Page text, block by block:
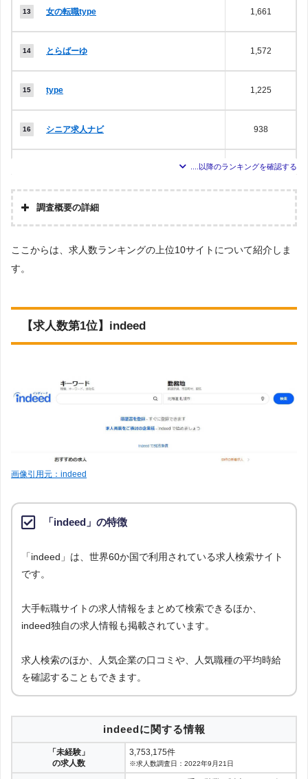
女の転職type 1,661
とらばーゆ 1,572
type 1,225
シニア求人ナビ 938
沖縄求人情報ルーキーWeb（沖縄県中心） 930
Re就活
ジョブキタ（北海道中心） 693
ENTRY PRODUCE BY paiza
調査概要の詳細
集計
て
調査対
につい
という条件に当てはまる求人数をカウントしました
ここからは、求人数ランキングの上位10サイトについて紹介しま
す。
【求人数第1位】indeed
画像引用元：indeed
「indeed」の特徴
「indeed」は、世界60か国で利用されている求人検索サイト
です。
大手転職サイトの求人情報をまとめて検索できるほか、
indeed独自の求人情報も掲載されています。
求人検索のほか、人気企業の口コミや、人気職種の平均時給
を確認することもできます。
indeedに関する情報
「未経験」
の求人数
3,753,175件
※求人数調査日：2022年9月21日